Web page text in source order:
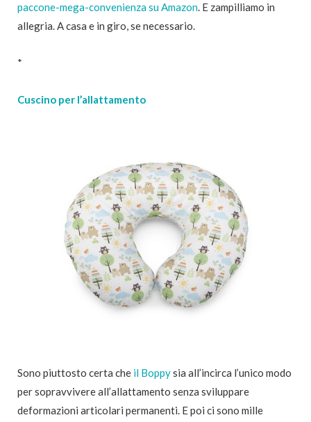
paccone-mega-convenienza su Amazon. E zampilliamo in
allegria. A casa e in giro, se necessario.
*
Cuscino per l’allattamento
Sono piuttosto certa che il Boppysia all’incirca l’unico modo
per sopravvivere all’allattamento senza sviluppare
deformazioni articolari permanenti. E poi ci sono mille